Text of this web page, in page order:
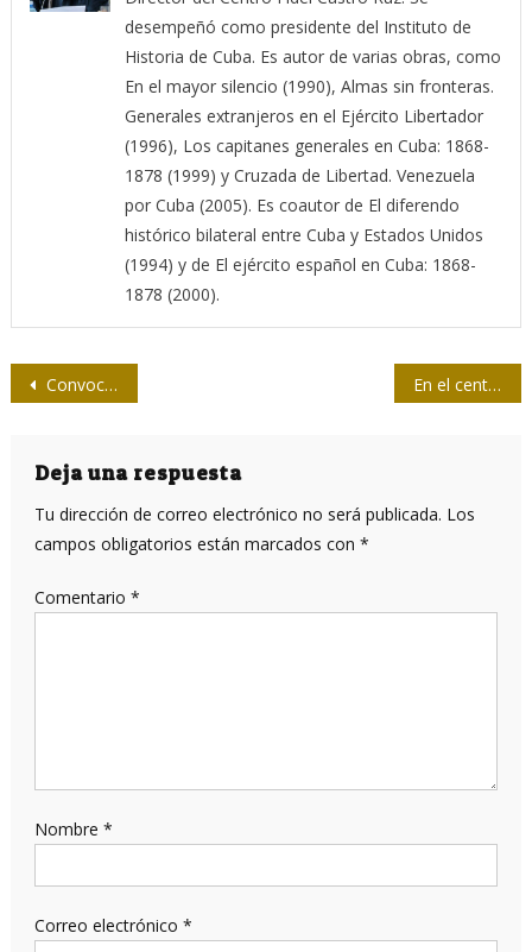
desempeñó como presidente del Instituto de
Historia de Cuba. Es autor de varias obras, como
En el mayor silencio (1990), Almas sin fronteras.
Generales extranjeros en el Ejército Libertador
(1996), Los capitanes generales en Cuba: 1868-
1878 (1999) y Cruzada de Libertad. Venezuela
por Cuba (2005). Es coautor de El diferendo
histórico bilateral entre Cuba y Estados Unidos
(1994) y de El ejército español en Cuba: 1868-
1878 (2000).
Navegación
entradas
Convocatoria al Premio Anual de Periodismo Económico 2025 En el centenario de Ernesto Cardenal
Deja una respuesta
Tu dirección de correo electrónico no será publicada. Los
campos obligatorios están marcados con *
Comentario *
Nombre *
Correo electrónico *